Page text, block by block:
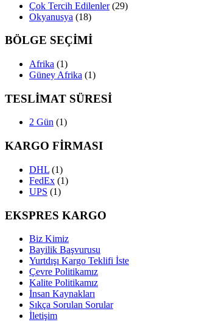
Çok Tercih Edilenler (29)
Okyanusya (18)
BÖLGE SEÇİMİ
Afrika (1)
Güney Afrika (1)
TESLİMAT SÜRESİ
2 Gün (1)
KARGO FİRMASI
DHL (1)
FedEx (1)
UPS (1)
EKSPRES KARGO
Biz Kimiz
Bayilik Başvurusu
Yurtdışı Kargo Teklifi İste
Çevre Politikamız
Kalite Politikamız
İnsan Kaynakları
Sıkça Sorulan Sorular
İletişim